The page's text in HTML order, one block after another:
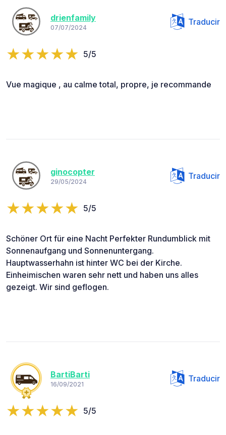
drienfamily
07/07/2024
Traducir
5/5
Vue magique , au calme total, propre, je recommande
ginocopter
29/05/2024
Traducir
5/5
Schöner Ort für eine Nacht Perfekter Rundumblick mit
Sonnenaufgang und Sonnenuntergang.
Hauptwasserhahn ist hinter WC bei der Kirche.
Einheimischen waren sehr nett und haben uns alles
gezeigt. Wir sind geflogen.
BartiBarti
16/09/2021
Traducir
5/5